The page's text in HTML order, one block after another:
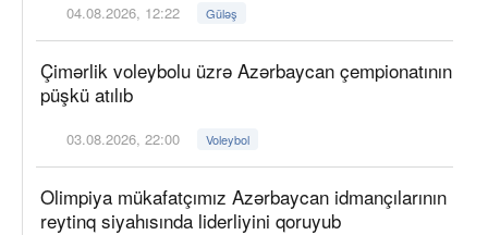
04.08.2026, 12:22 Güləş
Çimərlik voleybolu üzrə Azərbaycan çempionatının
püşkü atılıb
03.08.2026, 22:00 Voleybol
Olimpiya mükafatçımız Azərbaycan idmançılarının
reytinq siyahısında liderliyini qoruyub